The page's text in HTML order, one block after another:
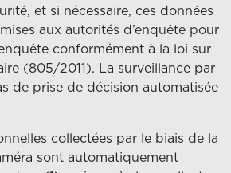
et si nécessaire, ces données
aux autorités d’enquête pour
conformément à la loi sur
(805/2011). La surveillance par
de prise de décision automatisée
collectées par le biais de la
sont automatiquement